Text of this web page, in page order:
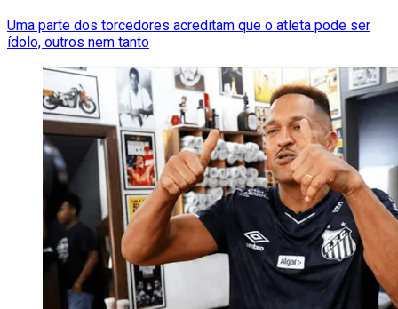
Uma parte dos torcedores acreditam que o atleta pode ser
ídolo, outros nem tanto